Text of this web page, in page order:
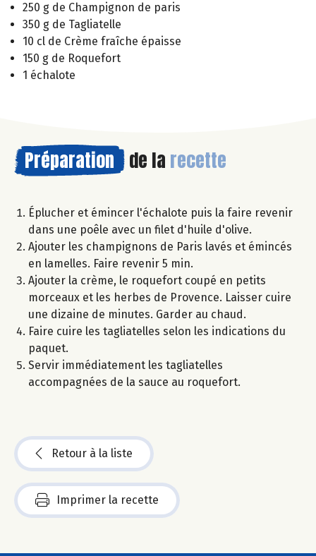
250 g de Champignon de paris
350 g de Tagliatelle
10 cl de Crème fraîche épaisse
150 g de Roquefort
1 échalote
Préparation de la recette
Éplucher et émincer l'échalote puis la faire revenir
dans une poêle avec un filet d'huile d'olive.
Ajouter les champignons de Paris lavés et émincés
en lamelles. Faire revenir 5 min.
Ajouter la crème, le roquefort coupé en petits
morceaux et les herbes de Provence. Laisser cuire
une dizaine de minutes. Garder au chaud.
Faire cuire les tagliatelles selon les indications du
paquet.
Servir immédiatement les tagliatelles
accompagnées de la sauce au roquefort.
Retour à la liste
Imprimer la recette